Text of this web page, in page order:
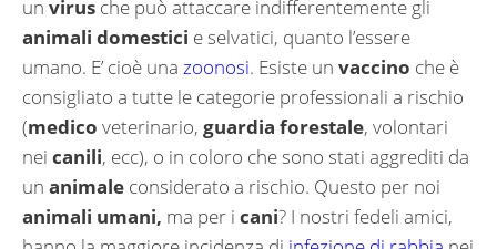
un virus che può attaccare indifferentemente gli
animali domestici e selvatici, quanto l’essere
umano. E’ cioè una zoonosi. Esiste un vaccino che è
consigliato a tutte le categorie professionali a rischio
(medico veterinario, guardia forestale, volontari
nei canili, ecc), o in coloro che sono stati aggrediti da
un animale considerato a rischio. Questo per noi
animali umani, ma per i cani? I nostri fedeli amici,